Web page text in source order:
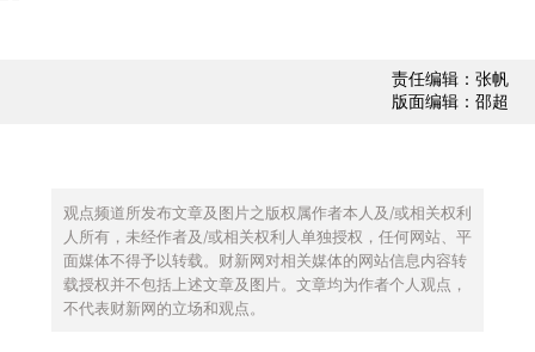
责任编辑：张帆
版面编辑：邵超
观点频道所发布文章及图片之版权属作者本人及/或相关权利
人所有，未经作者及/或相关权利人单独授权，任何网站、平
面媒体不得予以转载。财新网对相关媒体的网站信息内容转
载授权并不包括上述文章及图片。文章均为作者个人观点，
不代表财新网的立场和观点。